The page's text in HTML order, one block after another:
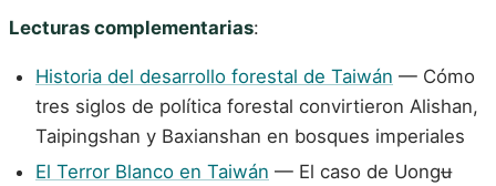
Lecturas complementarias:
Historia del desarrollo forestal de Taiwán — Cómo
tres siglos de política forestal convirtieron Alishan,
Taipingshan y Baxianshan en bosques imperiales
El Terror Blanco en Taiwán — El caso de Uongʉ